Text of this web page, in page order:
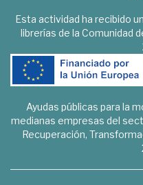
Esta actividad ha recibido
librerías de la Comunidad
Ayudas públicas para la
medianas empresas del
Recuperación,